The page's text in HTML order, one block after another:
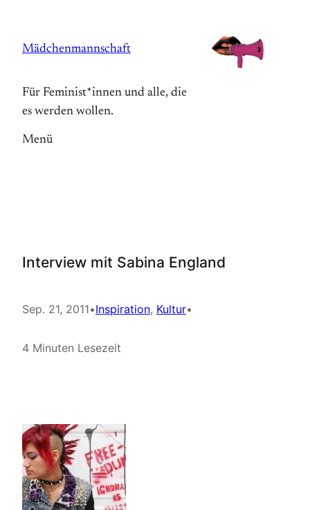
springen
Mädchenmannschaft
Für Feminist*innen und alle, die
es werden wollen.
Menü
Interview mit Sabina England
Sep. 21, 2011•Inspiration, Kultur•
4 Minuten Lesezeit